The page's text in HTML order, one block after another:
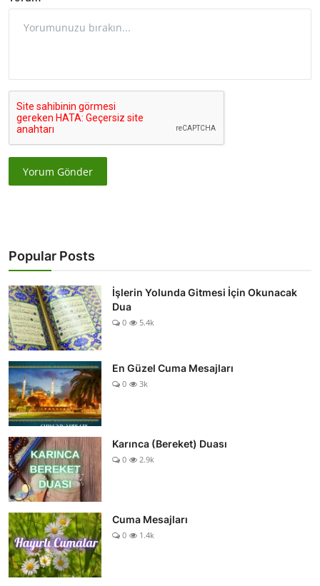
Yorum Gönder
Popular Posts
İşlerin Yolunda Gitmesi İçin Okunacak
Dua
0 5.4k
En Güzel Cuma Mesajları
0 3k
Karınca (Bereket) Duası
0 2.9k
Cuma Mesajları
0 1.4k